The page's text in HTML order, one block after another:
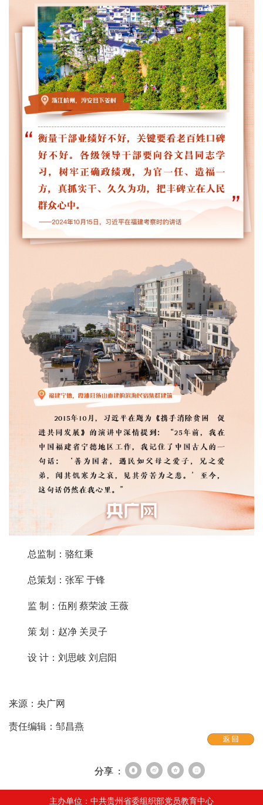
总监制：骆红秉
总策划：张军 于锋
监 制：伍刚 蔡荣波 王薇
策 划：赵净 关灵子
设 计：刘思岐 刘启阳
来源：央广网
责任编辑：邹昌燕
分享 :
主办单位：中共贵州省委组织部党员教育中心